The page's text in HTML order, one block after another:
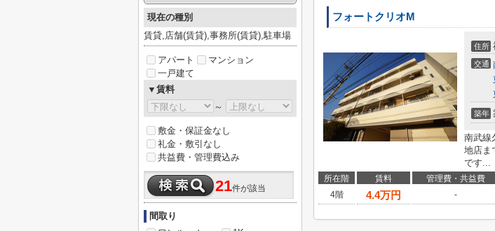
フォートクリオM
住所
交通
築年
南武線
地店ま
です...
所在階 賃料 管理費・共益費
4階
4.4万円 -
現在の種別
賃貸,店舗(賃貸),事務所(賃貸),駐車場
アパート
マンション
一戸建て
▼賃料
～
敷金・保証金なし
礼金・敷引なし
共益費・管理費込み
21件が該当
間取り